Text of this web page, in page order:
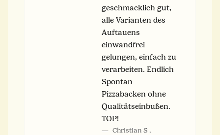
geschmacklich gut,
alle Varianten des
Auftauens
einwandfrei
gelungen, einfach zu
verarbeiten. Endlich
Spontan
Pizzabacken ohne
Qualitätseinbußen.
TOP!
Christian S ,